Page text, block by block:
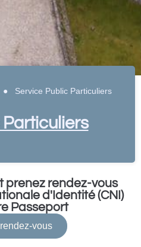
Service Public Particuliers
prenez rendez-vous
d'Identité (CNI)
Passeport
vous